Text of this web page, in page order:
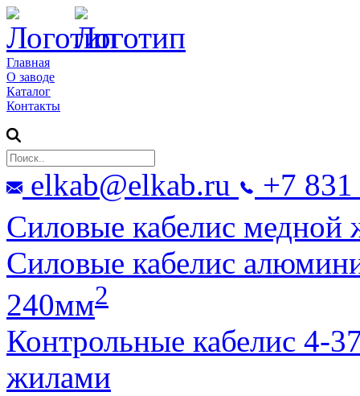
Главная
О заводе
Каталог
Контакты
elkab@elkab.ru
+7
Силовые кабелис медной
Силовые кабелис
240мм2
Контрольные кабелис 4-
жилами